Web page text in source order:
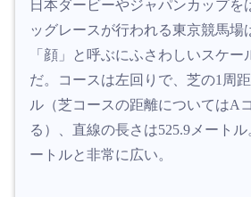
日本ダービーやジャパンカップを
ッグレースが行われる東京競馬場
「顔」と呼ぶにふさわしいスケ
だ。コースは左回りで、芝の1周
ル（芝コースの距離についてはA
る）、直線の長さは525.9メート
ートルと非常に広い。